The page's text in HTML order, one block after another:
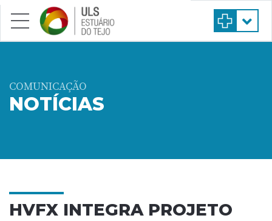
Saltar para conteúdo principal
COMUNICAÇÃO
NOTÍCIAS
HVFX INTEGRA PROJETO